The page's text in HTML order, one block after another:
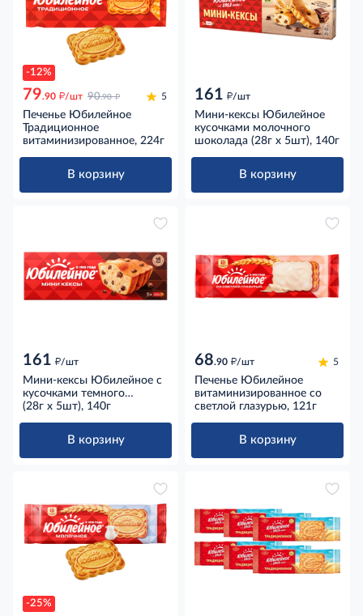
-12%
79.90 д/шт 90.90 д 5
Печенье Юбилейное
Традиционное
витаминизированное, 224г
В корзину
161 д/шт
Мини-кексы Юбилейное
кусочками молочного
шоколада (28г x 5шт), 140г
В корзину
161 д/шт
Мини-кексы Юбилейное с
кусочками темного
шоколада и какао (28г x
(28г x 5шт), 140г
В корзину
68.90 д/шт 5
Печенье Юбилейное
витаминизированное со
светлой глазурью, 121г
В корзину
-25%